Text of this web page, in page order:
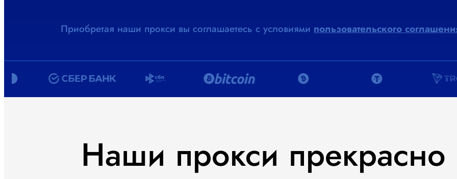
Приобретая наши прокси вы соглашаетесь с условиями пользовательского
Наши прокси